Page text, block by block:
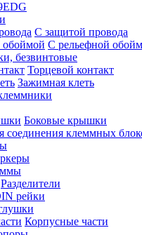
С защитой провода
C рельефной
безвинтовые
Торцевой контакт
Зажимная клеть
Боковые крышки
Разделители
рейки
Корпусные части